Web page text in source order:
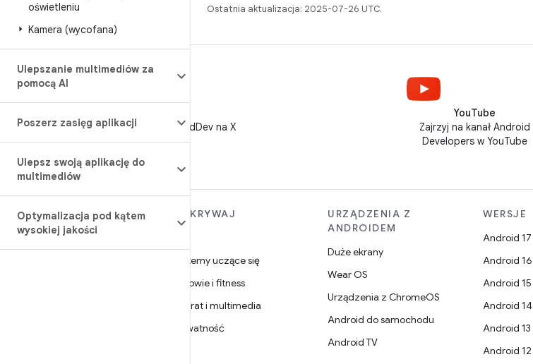
oświetleniu
Kamera (wycofana)
Ulepszanie multimediów za
pomocą AI
Poszerz zasięg aplikacji
Ulepsz swoją aplikację do
multimediów
Optymalizacja pod kątem
wysokiej jakości
Ostatnia aktualizacja: 2025-07-26 UTC.
Obserwuj @AndroidDev na X
YouTube
Zajrzyj na kanał Android
Developers w YouTube
WIĘCEJ INFORMACJI O
ANDROIDZIE
Android
ODKRYWAJ
Systemy uczące się
Zdrowie i fitness
Aparat i multimedia
Prywatność
URZĄDZENIA Z
ANDROIDEM
Duże ekrany
Wear OS
Urządzenia z ChromeOS
Android do samochodu
Android TV
WERSJE
Android 17
Android 16
Android 15
Android 14
Android 13
Android 12